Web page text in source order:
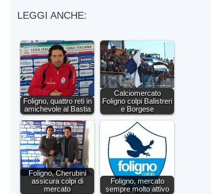
LEGGI ANCHE:
Foligno, quattro reti in
amichevole al Bastia
Calciomercato
Foligno colpi Balistreri
e Borgese
Foligno, Cherubini
assicura colpi di
mercato
Foligno, mercato
sempre molto attivo